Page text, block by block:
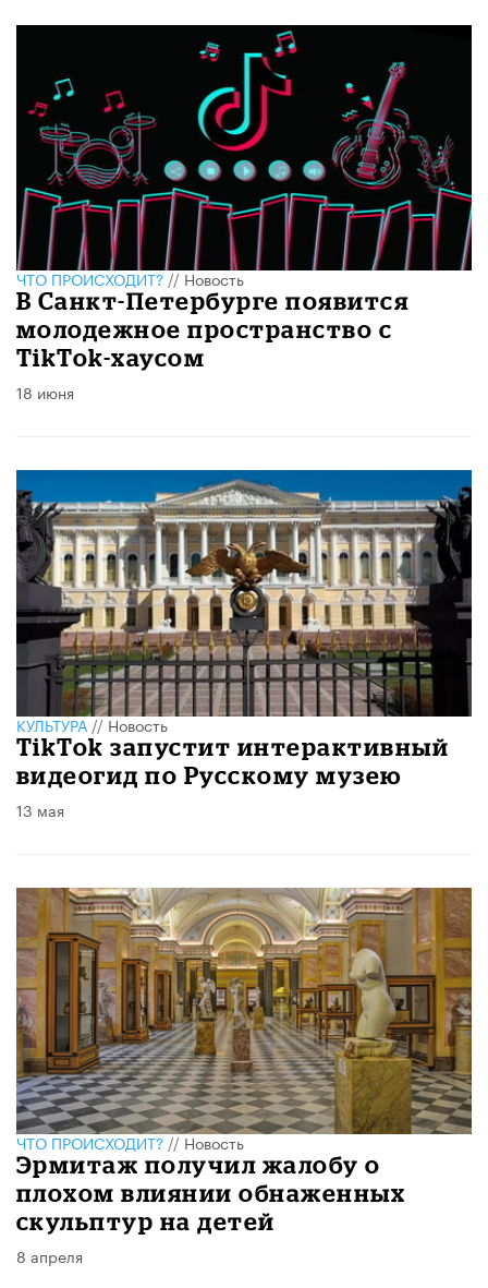
ЧТО ПРОИСХОДИТ?//Новость
В Санкт-Петербурге появится
молодежное пространство с
TikTok-хаусом
18 июня
КУЛЬТУРА//Новость
TikTok запустит интерактивный
видеогид по Русскому музею
13 мая
ЧТО ПРОИСХОДИТ?//Новость
Эрмитаж получил жалобу о
плохом влиянии обнаженных
скульптур на детей
8 апреля